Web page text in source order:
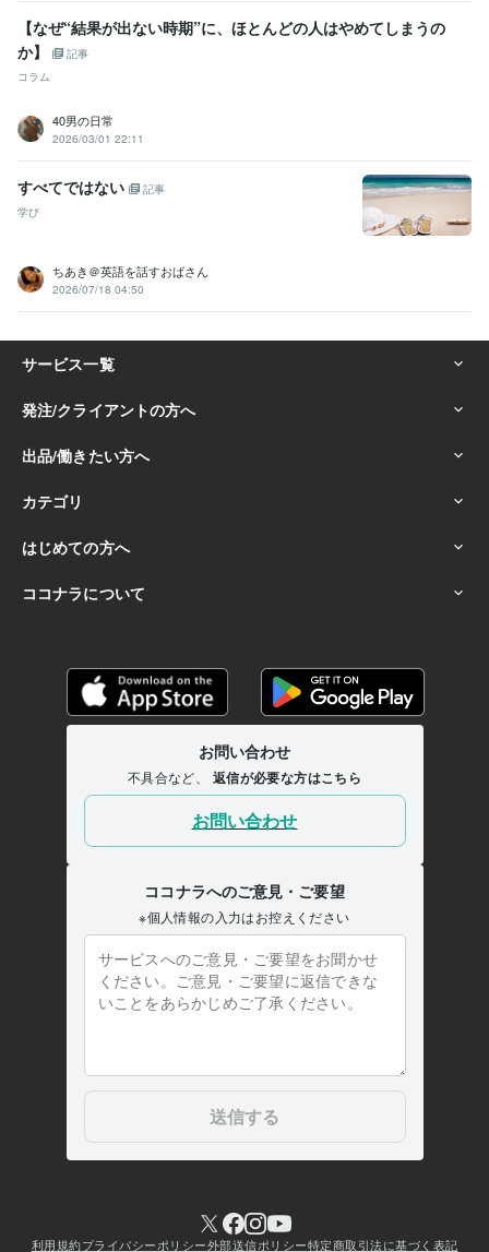
【なぜ“結果が出ない時期”に、ほとんどの人はやめてしまうの
か】
記事
コラム
40男の日常
2026/03/01 22:11
すべてではない
記事
学び
ちあき＠英語を話すおばさん
2026/07/18 04:50